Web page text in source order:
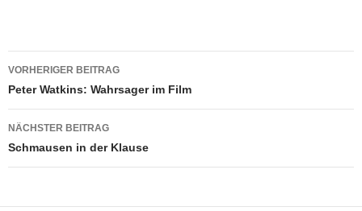
Beitragsnavigation
VORHERIGER BEITRAG
Peter Watkins: Wahrsager im Film
NÄCHSTER BEITRAG
Schmausen in der Klause